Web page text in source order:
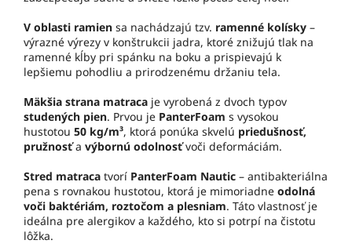
V oblasti ramien sa nachádzajú tzv. ramenné kolísky –
výrazné výrezy v konštrukcii jadra, ktoré znižujú tlak na
ramenné kĺby pri spánku na boku a prispievajú k
lepšiemu pohodliu a prirodzenému držaniu tela.
Mäkšia strana matraca je vyrobená z dvoch typov
studených pien. Prvou je PanterFoam s vysokou
hustotou 50 kg/m³, ktorá ponúka skvelú priedušnosť,
pružnosťa výbornú odolnosťvoči deformáciám.
Stred matraca tvorí PanterFoam Nautic – antibakteriálna
pena s rovnakou hustotou, ktorá je mimoriadne odolná
voči baktériám, roztočom a plesniam. Táto vlastnosť je
ideálna pre alergikov a každého, kto si potrpí na čistotu
lôžka.